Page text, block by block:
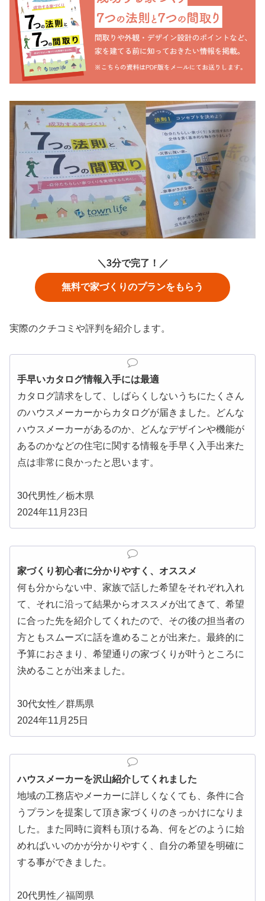
＼3分で完了！／
無料で家づくりのプランをもらう
実際のクチコミや評判を紹介します。
手早いカタログ情報入手には最適
カタログ請求をして、しばらくしないうちにたくさん
のハウスメーカーからカタログが届きました。どんな
ハウスメーカーがあるのか、どんなデザインや機能が
あるのかなどの住宅に関する情報を手早く入手出来た
点は非常に良かったと思います。
30代男性／栃木県
2024年11月23日
家づくり初心者に分かりやすく、オススメ
何も分からない中、家族で話した希望をそれぞれ入れ
て、それに沿って結果からオススメが出てきて、希望
に合った先を紹介してくれたので、その後の担当者の
方ともスムーズに話を進めることが出来た。最終的に
予算におさまり、希望通りの家づくりが叶うところに
決めることが出来ました。
30代女性／群馬県
2024年11月25日
ハウスメーカーを沢山紹介してくれました
地域の工務店やメーカーに詳しくなくても、条件に合
うプランを提案して頂き家づくりのきっかけになりま
した。また同時に資料も頂ける為、何をどのように始
めればいいのかが分かりやすく、自分の希望を明確に
する事ができました。
20代男性／福岡県